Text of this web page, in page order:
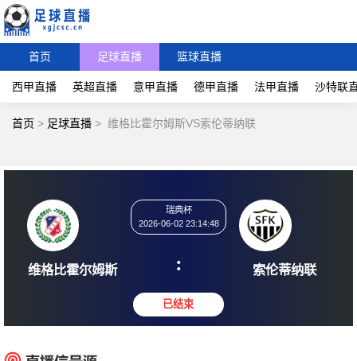
首页 足球直播 篮球直播
西甲直播 英超直播 意甲直播 德甲直播 法甲直播 沙特联
首页 > 足球直播 > 维格比霍尔姆斯VS索伦蒂纳联
维格比霍尔姆斯
2026-06-02 23:14:48
: 索伦